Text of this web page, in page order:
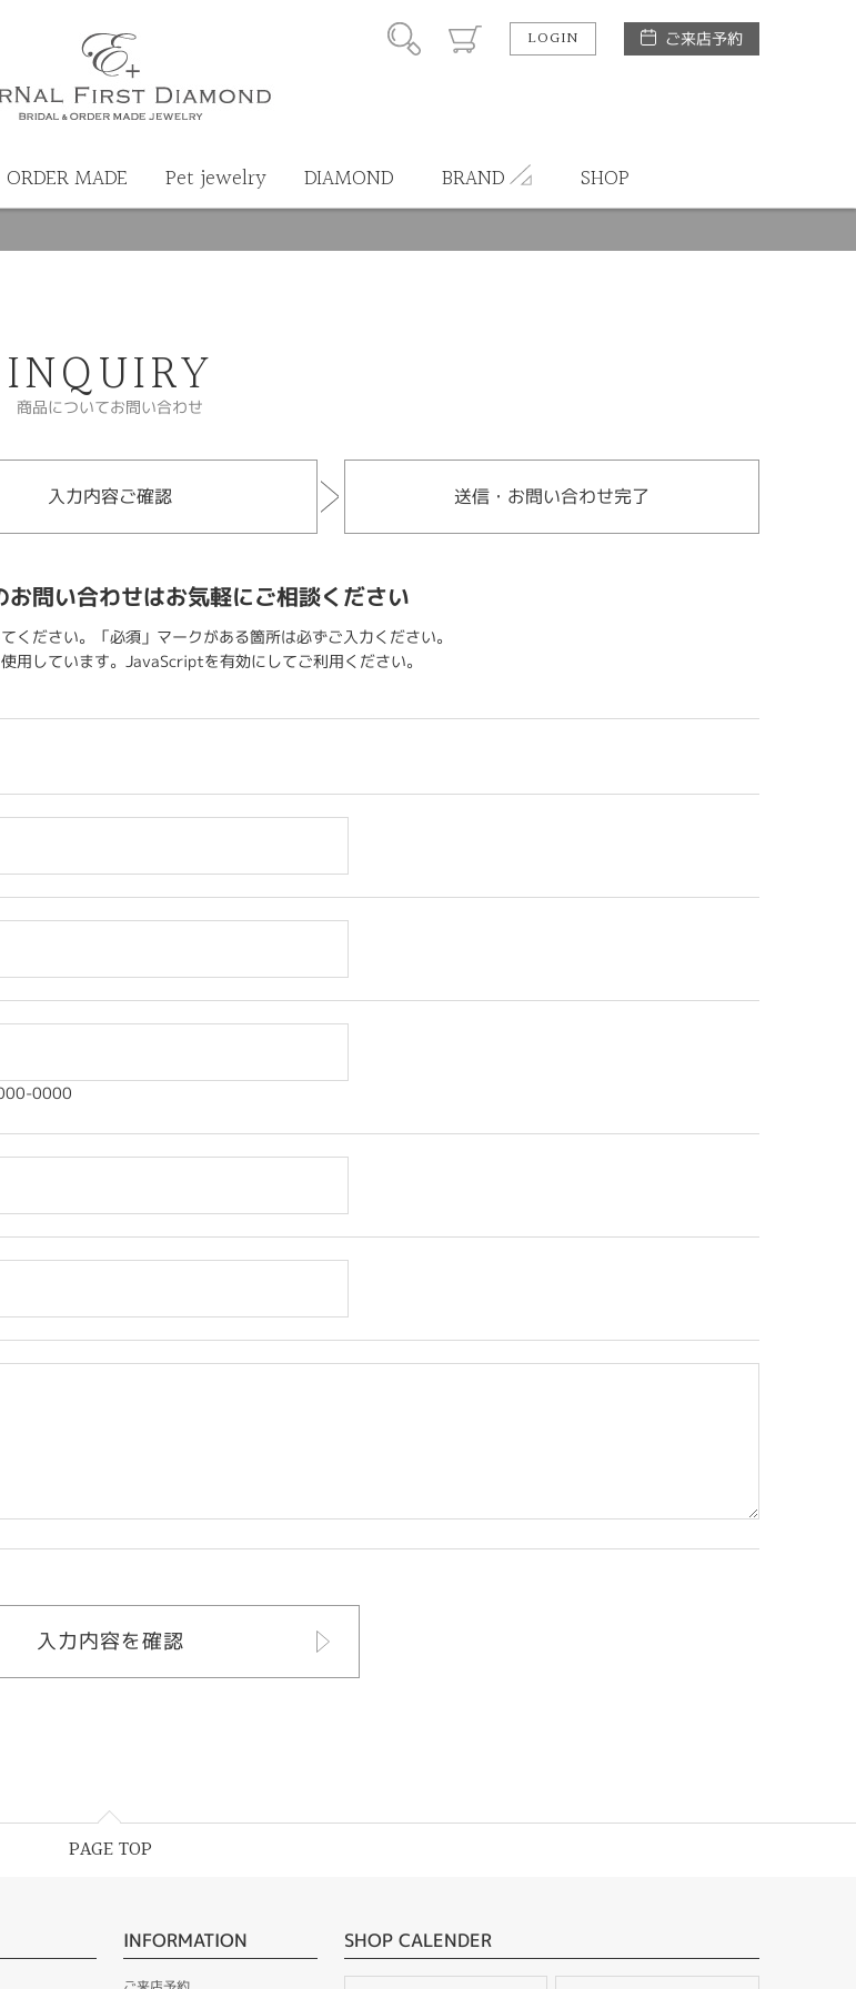
LOGIN ご来店予約
ORDER MADE Pet jewelry DIAMOND BRAND SHOP
INQUIRY
商品についてお問い合わせ
入力内容ご確認 送信・お問い合わせ完了
お問い合わせはお気軽にご相談ください
ください。「必須」マークがある箇所は必ずご入力ください。
用しています。JavaScriptを有効にしてご利用ください。
0000
PAGE TOP
INFORMATION SHOP CALENDER